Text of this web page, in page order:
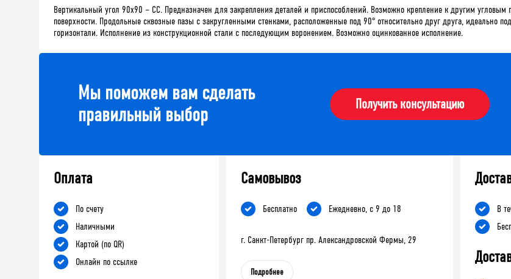
Вертикальный угол 90х90 – СС. Предназначен для закрепления деталей и приспособлений. Возможно крепление к другим
поверхности. Продольные сквозные пазы с закругленными стенками, расположенные под 90° относительно друг друга, идеально
горизонтали. Исполнение из конструкционной стали с последующим воронением. Возможно оцинкованное исполнение.
Мы поможем вам сделать
правильный выбор
Получить консультацию
Оплата
По счету
Наличными
Картой (по QR)
Онлайн по ссылке
Самовывоз
Бесплатно Ежедневно, с 9 до 18
г. Санкт-Петербург пр. Александровской Фермы, 29
Подробнее
В